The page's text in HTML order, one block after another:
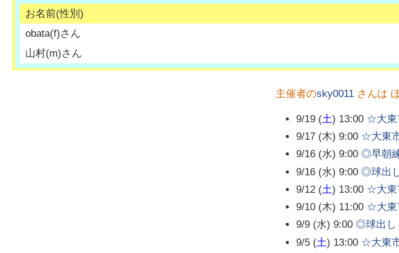
お名前(性別)
obata(f)さん
山村(m)さん
主催者のsky0011 さんは
9/19 (土) 13:00 ☆大東
9/17 (木) 9:00 ☆大東
9/16 (水) 9:00 ◎早朝
9/16 (水) 9:00 ◎球出
9/12 (土) 13:00 ☆大東
9/10 (木) 11:00 ☆大東
9/9 (水) 9:00 ◎球出し
9/5 (土) 13:00 ☆大東